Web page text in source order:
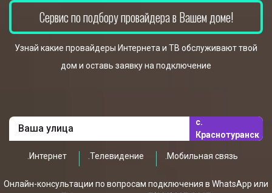
Сервис по подбору провайдера в Вашем доме!
Узнай какие провайдеры Интернета и ТВ обслуживают твой
дом и оставь заявку на подключение
с.
Краснотуранск
.Интернет .Телевидение .Мобильная связь
Онлайн-консультации по вопросам подключения в WhatsApp или